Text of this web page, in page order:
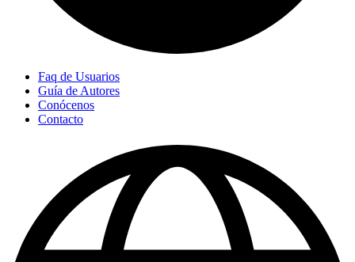
Faq de Usuarios
Guía de Autores
Conócenos
Contacto